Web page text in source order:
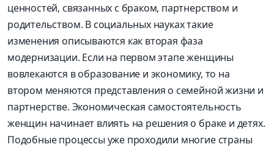
ценностей, связанных с браком, партнерством и
родительством. В социальных науках такие
изменения описываются как вторая фаза
модернизации. Если на первом этапе женщины
вовлекаются в образование и экономику, то на
втором меняются представления о семейной жизни и
партнерстве. Экономическая самостоятельность
женщин начинает влиять на решения о браке и детях.
Подобные процессы уже проходили многие страны